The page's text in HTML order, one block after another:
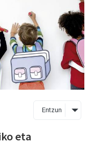
Entzun
eta